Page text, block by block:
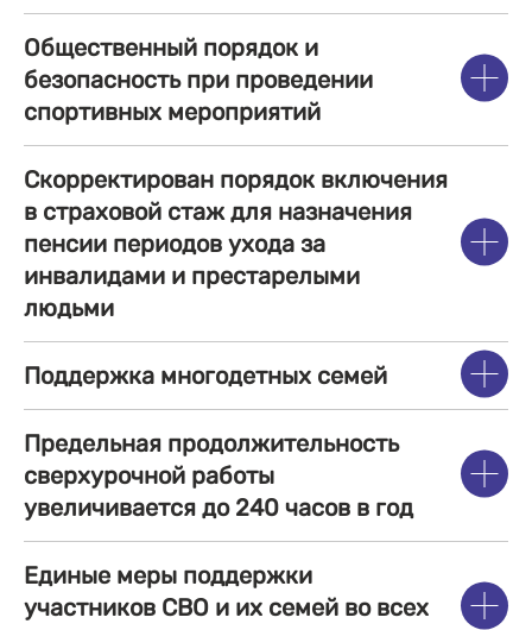
Общественный порядок и
безопасность при проведении
спортивных мероприятий
Скорректирован порядок включения
в страховой стаж для назначения
пенсии периодов ухода за
инвалидами и престарелыми
людьми
Поддержка многодетных семей
Предельная продолжительность
сверхурочной работы
увеличивается до 240 часов в год
Единые меры поддержки
участников СВО и их семей во всех